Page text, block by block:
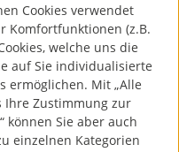
Cookies verwendet
Komfortfunktionen (z.B.
welche uns die
auf Sie individualisierte
ermöglichen. Mit „Alle
Ihre Zustimmung zur
können Sie aber auch
einzelnen Kategorien